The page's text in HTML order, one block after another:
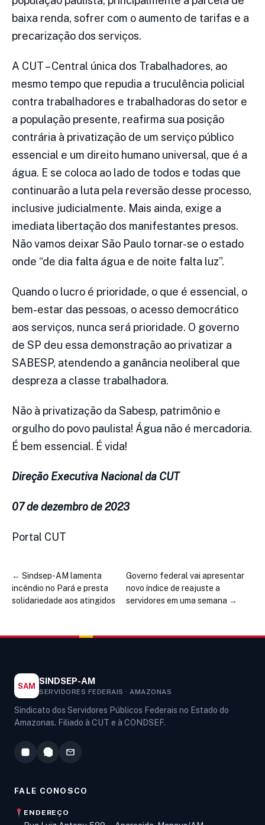
baixa renda, sofrer com o aumento de tarifas e a
precarização dos serviços.
A CUT – Central única dos Trabalhadores, ao
mesmo tempo que repudia a truculência policial
contra trabalhadores e trabalhadoras do setor e
a população presente, reafirma sua posição
contrária à privatização de um serviço público
essencial e um direito humano universal, que é a
água. E se coloca ao lado de todos e todas que
continuarão a luta pela reversão desse processo,
inclusive judicialmente. Mais ainda, exige a
imediata libertação dos manifestantes presos.
Não vamos deixar São Paulo tornar-se o estado
onde “de dia falta água e de noite falta luz”.
Quando o lucro é prioridade, o que é essencial, o
bem-estar das pessoas, o acesso democrático
aos serviços, nunca será prioridade. O governo
de SP deu essa demonstração ao privatizar a
SABESP, atendendo a ganância neoliberal que
despreza a classe trabalhadora.
Não à privatização da Sabesp, patrimônio e
orgulho do povo paulista! Água não é mercadoria.
É bem essencial. É vida!
Direção Executiva Nacional da CUT
07 de dezembro de 2023
Portal CUT
← Sindsep-AM lamenta
incêndio no Pará e presta
solidariedade aos atingidos
Governo federal vai apresentar
novo índice de reajuste a
servidores em uma semana →
SAM SINDSEP-AM
SERVIDORES FEDERAIS · AMAZONAS
Sindicato dos Servidores Públicos Federais no Estado do
Amazonas. Filiado à CUT e à CONDSEF.
FALE CONOSCO
ENDEREÇO